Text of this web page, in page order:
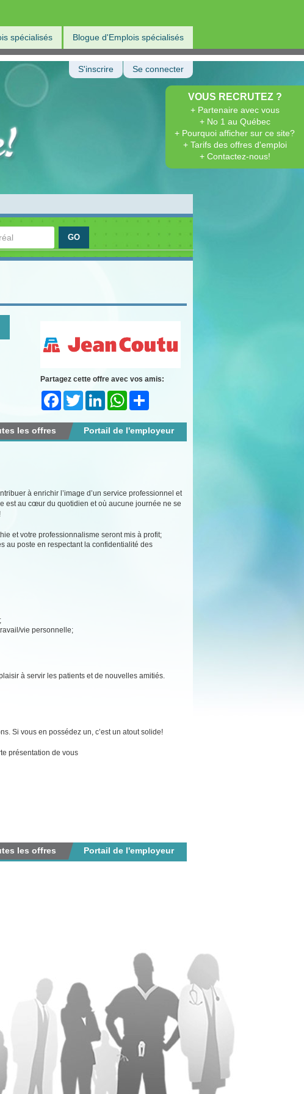
spécialisés Blogue d'Emplois spécialisés
VOUS RECRUTEZ ?
+ Partenaire avec vous
+ No 1 au Québec
+ Pourquoi afficher sur ce site?
+ Tarifs des offres d'emploi
+ Contactez-nous!
S'inscrire Se connecter
Partagez cette offre avec vos amis:
FacebookTwitter LinkedInWhatsApp
Portail de l'employeur
les offres
à enrichir l’image d’un service professionnel et
est au cœur du quotidien et où aucune journée ne se
et votre professionnalisme seront mis à profit;
au poste en respectant la confidentialité des
vie personnelle;
à servir les patients et de nouvelles amitiés.
Si vous en possédez un, c’est un atout solide!
présentation de vous
Portail de l'employeur
les offres